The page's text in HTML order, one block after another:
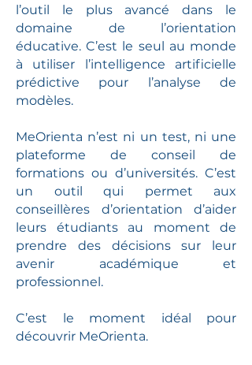
l’outil le plus avancé dans le
domaine de l’orientation
éducative. C’est le seul au monde
à utiliser l’intelligence artificielle
prédictive pour l’analyse de
modèles.
MeOrienta n’est ni un test, ni une
plateforme de conseil de
formations ou d’universités. C’est
un outil qui permet aux
conseillères d’orientation d’aider
leurs étudiants au moment de
prendre des décisions sur leur
avenir académique et
professionnel.
C’est le moment idéal pour
découvrir MeOrienta.​